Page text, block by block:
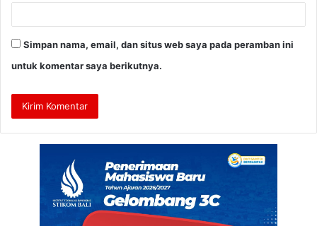
Simpan nama, email, dan situs web saya pada peramban ini
untuk komentar saya berikutnya.